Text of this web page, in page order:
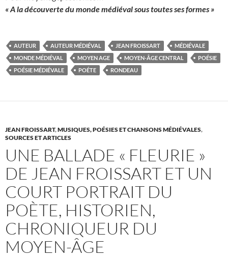
« A la découverte du monde médiéval sous toutes ses formes »
AUTEUR AUTEUR MÉDIÉVAL JEAN FROISSART
MÉDIÉVALE
MONDE MÉDIÉVAL
MOYEN AGE MOYEN-ÂGE CENTRAL
POÉSIE
POÉSIE MÉDIÉVALE
POÉTE RONDEAU
JEAN FROISSART,MUSIQUES, POÉSIES ET CHANSONS MÉDIÉVALES,
SOURCES ET ARTICLES
UNE BALLADE « FLEURIE »
DE JEAN FROISSART ET UN
COURT PORTRAIT DU
POÈTE, HISTORIEN,
CHRONIQUEUR DU
MOYEN-ÂGE